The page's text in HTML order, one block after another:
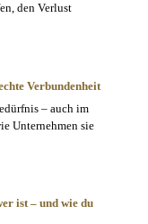
den Verlust
Verbundenheit
– auch im
Unternehmen sie
ist – und wie du